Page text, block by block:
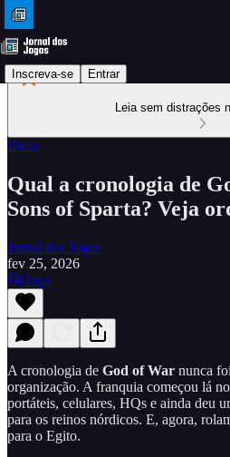
Inscreva-se Entrar
Leia sem distrações
Dicas
Qual a cronologia de
Sons of Sparta? Veja
Jornal dos Jogos
fev 25, 2026
Ouça
A cronologia de God of War nunca
organização. A franquia começou lá
portáteis, celulares, HQs e ainda deu
para os reinos nórdicos. E, agora,
para o Egito.